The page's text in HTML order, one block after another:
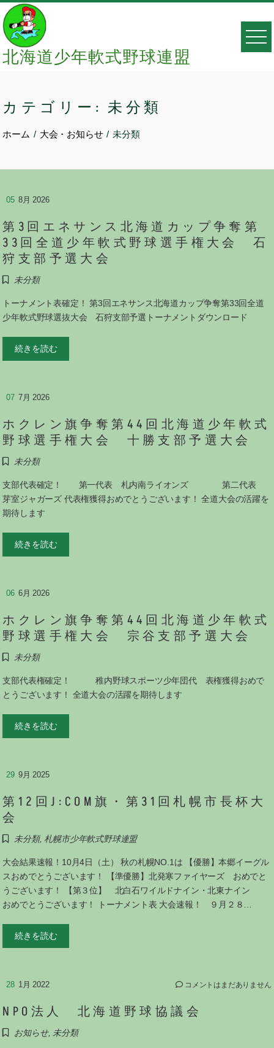
Skip
to
content
北海道少年軟式野球連盟
カテゴリー:未分類
ホーム 大会・お知らせ 未分類
05 8月 2026
第3回エネサンス北海道カップ争奪第
33回全道少年軟式野球選手権大会 石
狩支部予選大会
未分類
トーナメント表確定！ 第3回エネサンス北海道カップ争奪第33回全道
少年軟式野球選抜大会 石狩支部予選トーナメントダウンロード
続きを読む
07 7月 2026
ホクレン旗争奪第44回北海道少年軟式
野球選手権大会 十勝支部予選大会
未分類
支部代表確定！ 第一代表 札内南ライオンズ 第二代表
芽室ジャガーズ 代表権獲得おめでとうございます！ 全道大会の活躍を
期待します
続きを読む
06 6月 2026
ホクレン旗争奪第44回北海道少年軟式
野球選手権大会 宗谷支部予選大会
未分類
支部代表権確定！ 稚内野球スポーツ少年団代 表権獲得おめで
とうございます！ 全道大会の活躍を期待します
続きを読む
29 9月 2025
第12回J:COM旗・第31回札幌市長杯大
会
未分類,札幌市少年軟式野球連盟
大会結果速報！10月4日（土） 秋の札幌NO.1は 【優勝】本郷イーグル
スおめでとうございます！ 【準優勝】北発寒ファイヤーズ おめでと
うございます！ 【第３位】 北白石ワイルドナイン・北東ナイン
おめでとうございます！ トーナメント表 大会速報！ ９月２８…
続きを読む
28 1月 2022 コメントはまだありません
NPO法人 北海道野球協議会
お知らせ, 未分類